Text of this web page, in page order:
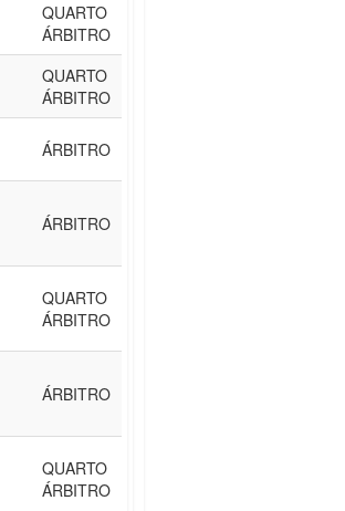
QUARTO
ÁRBITRO
QUARTO
ÁRBITRO
ÁRBITRO
ÁRBITRO
QUARTO
ÁRBITRO
ÁRBITRO
QUARTO
ÁRBITRO